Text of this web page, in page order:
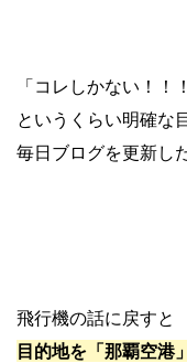
「コレしかない！！
というくらい明確な
毎日ブログを更新し
飛行機の話に戻すと
目的地を「那覇空港